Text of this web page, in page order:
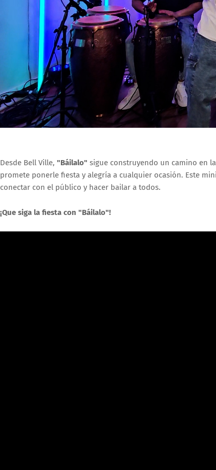
Desde Bell Ville, "Báilalo" sigue construyendo un camino en
promete ponerle fiesta y alegría a cualquier ocasión. Este
conectar con el público y hacer bailar a todos.
¡Que siga la fiesta con "Báilalo"!